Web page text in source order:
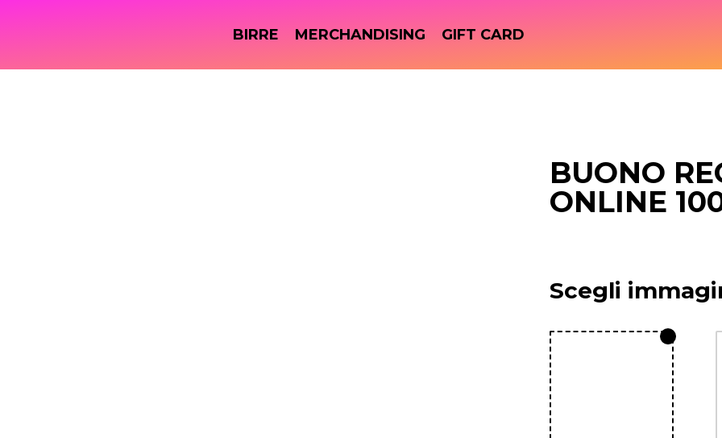
BIRRE MERCHANDISING GIFT CARD
BUONO
ONLINE
Scegli